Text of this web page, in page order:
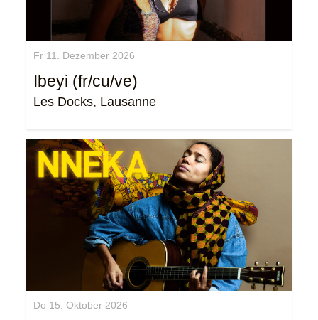
Fr 11. Dezember 2026
Ibeyi (fr/cu/ve)
Les Docks, Lausanne
Do 15. Oktober 2026